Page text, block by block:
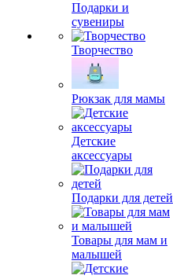
Подарки и
сувениры
Творчество
Рюкзак для мамы
Детские
аксессуары
Подарки для детей
Товары для мам и
малышей